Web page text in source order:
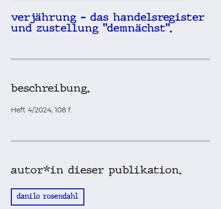
verjährung – das handelsregister
und zustellung "demnächst".
beschreibung.
Heft 4/2024, 108 f.
autor*in dieser publikation.
danilo rosendahl